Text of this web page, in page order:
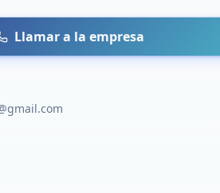
Llamar a la empresa